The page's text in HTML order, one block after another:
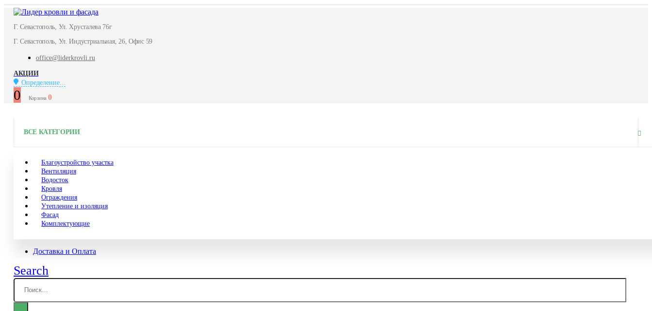
Г. Севастополь, Ул. Хрусталева 76г
Г. Севастополь, Ул. Индустриальная, 26, Офис 59
office@liderkrovli.ru
АКЦИИ
Определение...
0 Корзина 0
ВСЕ КАТЕГОРИИ
Благоустройство участка
Вентиляция
Водосток
Кровля
Ограждения
Утепление и изоляция
Фасад
Комплектующие
Доставка и Оплата
Search